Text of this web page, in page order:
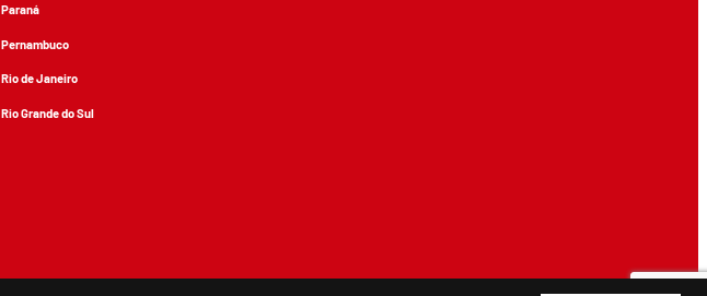
Paraná
Pernambuco
Rio de Janeiro
Rio Grande do Sul